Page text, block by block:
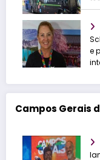
e
Campos Gerais